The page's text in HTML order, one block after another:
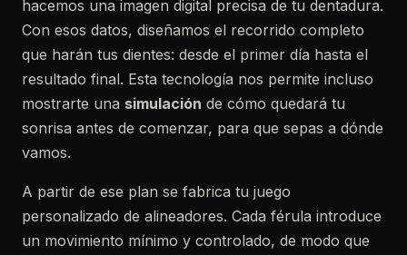
hacemos una imagen digital precisa de tu dentadura.
Con esos datos, diseñamos el recorrido completo
que harán tus dientes: desde el primer día hasta el
resultado final. Esta tecnología nos permite incluso
mostrarte una simulación de cómo quedará tu
sonrisa antes de comenzar, para que sepas a dónde
vamos.
A partir de ese plan se fabrica tu juego
personalizado de alineadores. Cada férula introduce
un movimiento mínimo y controlado, de modo que